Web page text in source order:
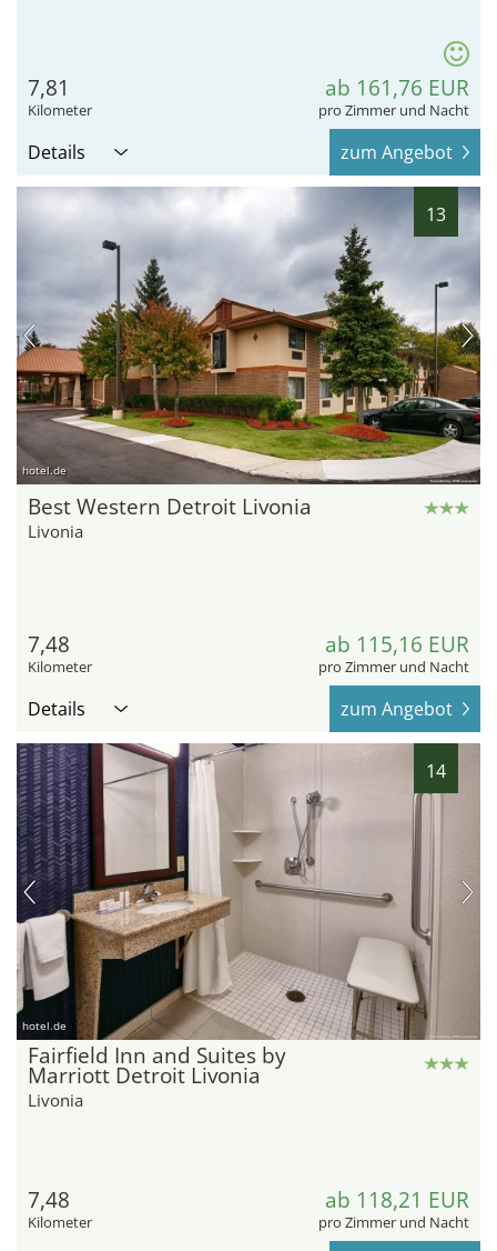
7,81
Kilometer
ab 161,76 EUR
pro Zimmer und Nacht
Details zum Angebot
13
hotel.de
Best Western Detroit Livonia
Livonia
7,48
Kilometer
ab 115,16 EUR
pro Zimmer und Nacht
Details zum Angebot
14
hotel.de
Fairfield Inn and Suites by
Marriott Detroit Livonia
Livonia
7,48
Kilometer
ab 118,21 EUR
pro Zimmer und Nacht